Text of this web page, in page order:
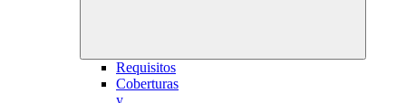
Requisitos
Coberturas
y